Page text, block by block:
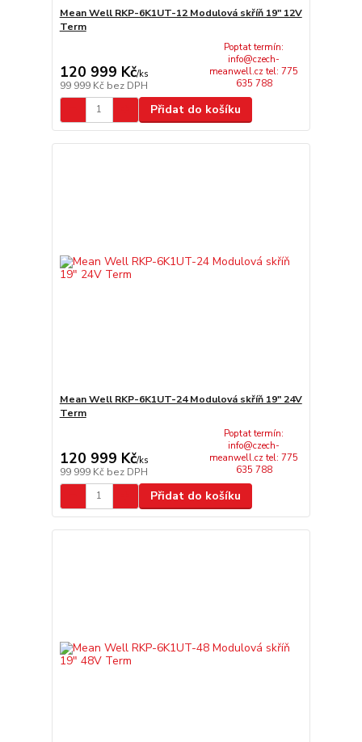
Mean Well RKP-6K1UT-12 Modulová skříň 19" 12V
Term
120 999 Kč/ks
99 999 Kč bez DPH
Poptat termín:
info@czech-
meanwell.cz tel: 775
635 788
Přidat do košíku
Mean Well RKP-6K1UT-24 Modulová skříň 19" 24V
Term
120 999 Kč/ks
99 999 Kč bez DPH
Poptat termín:
info@czech-
meanwell.cz tel: 775
635 788
Přidat do košíku